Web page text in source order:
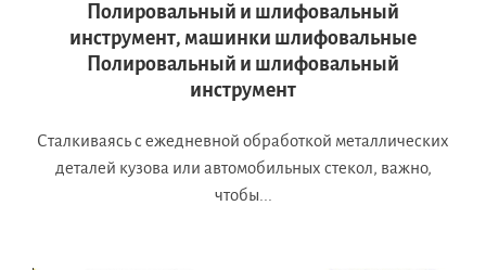
Полировальный и шлифовальный
инструмент, машинки шлифовальные
Полировальный и шлифовальный
инструмент
Сталкиваясь с ежедневной обработкой металлических
деталей кузова или автомобильных стекол, важно,
чтобы...